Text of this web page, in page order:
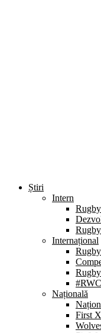
Știri
Intern
Rugby
Internațional
Națională
First